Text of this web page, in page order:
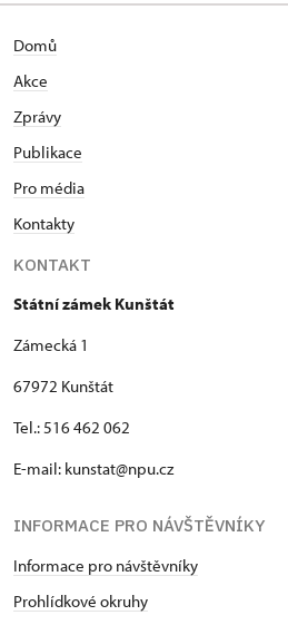
Domů
Akce
Zprávy
Publikace
Pro média
Kontakty
KONTAKT
Státní zámek Kunštát
Zámecká 1
67972 Kunštát
Tel.: 516 462 062
E-mail: kunstat@npu.cz
INFORMACE PRO NÁVŠTĚVNÍKY
Informace pro návštěvníky
Prohlídkové okruhy